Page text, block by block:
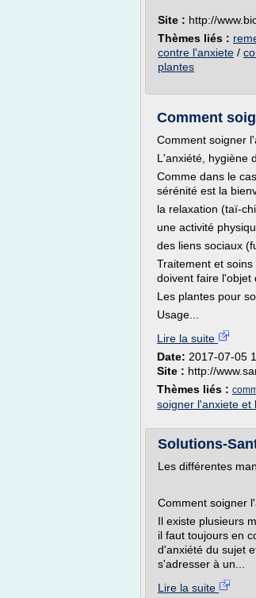
Site : http://
Thèmes liés :
contre l'anxiete /
plantes
Comment
Comment soigner
L'anxiété, hygiène
Comme dans le
sérénité est la
la relaxation (taï-
une activité
des liens sociaux
Traitement et
doivent faire l'objet
Les plantes pour
Usage...
Lire la suite
Date: 2017-07-05
Site : http://
Thèmes liés :
soigner l'anxiete et
Solutions-
Les différentes
Comment soigner
Il existe plusieurs
il faut toujours en
d'anxiété du sujet
s'adresser à un...
Lire la suite